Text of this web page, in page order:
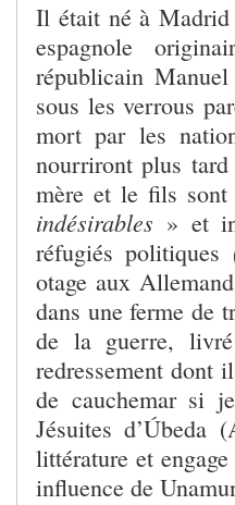
Il était né à Madrid
espagnole
républicain
sous les verrous
mort par les
nourriront plus
mère et le fils
indésirables » et
réfugiés politiques
otage aux
dans une ferme de
de la guerre,
redressement dont
de cauchemar si
Jésuites d’Úbeda
littérature et
influence de